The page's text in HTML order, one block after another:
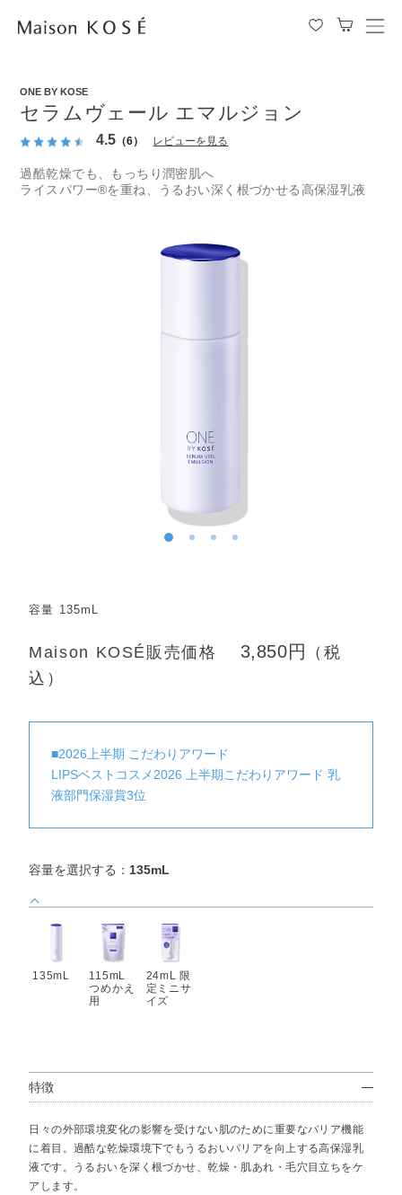
メ
ONE BY KOSE
セラムヴェール エマルジョン
4.5 （6） レビューを見る
過酷乾燥でも、もっちり潤密肌へ
ライスパワー®を重ね、うるおい深く根づかせる高保湿乳液
容量 135mL
Maison KOSÉ販売価格 3,850円
（税
込）
■2026上半期 こだわりアワード
LIPSベストコスメ2026 上半期こだわりアワード 乳
液部門保湿賞3位
容量を選択する： 135mL
135mL
115mL
つめかえ
用
24mL 限
定ミニサ
イズ
特徴
日々の外部環境変化の影響を受けない肌のために重要なバリア機能
に着目。過酷な乾燥環境下でもうるおいバリアを向上する高保湿乳
液です。うるおいを深く根づかせ、乾燥・肌あれ・毛穴目立ちをケ
アします。